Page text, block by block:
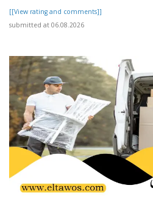
[[View rating and comments]]
submitted at 06.08.2026